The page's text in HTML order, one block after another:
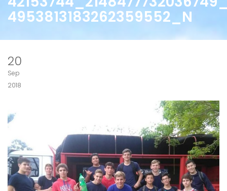
4953813183262359552_N
20
Sep
2018